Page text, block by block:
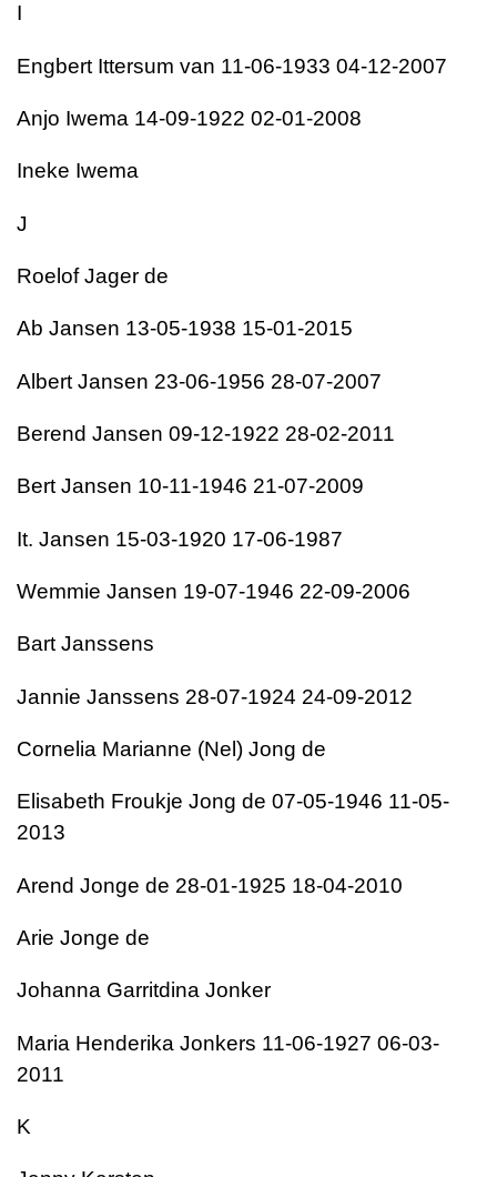
I
Engbert Ittersum van 11-06-1933 04-12-2007
Anjo Iwema 14-09-1922 02-01-2008
Ineke Iwema
J
Roelof Jager de
Ab Jansen 13-05-1938 15-01-2015
Albert Jansen 23-06-1956 28-07-2007
Berend Jansen 09-12-1922 28-02-2011
Bert Jansen 10-11-1946 21-07-2009
It. Jansen 15-03-1920 17-06-1987
Wemmie Jansen 19-07-1946 22-09-2006
Bart Janssens
Jannie Janssens 28-07-1924 24-09-2012
Cornelia Marianne (Nel) Jong de
Elisabeth Froukje Jong de 07-05-1946 11-05-
2013
Arend Jonge de 28-01-1925 18-04-2010
Arie Jonge de
Johanna Garritdina Jonker
Maria Henderika Jonkers 11-06-1927 06-03-
2011
K